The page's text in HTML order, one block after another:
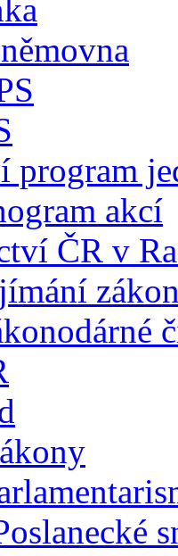
program
akcí
ČR v